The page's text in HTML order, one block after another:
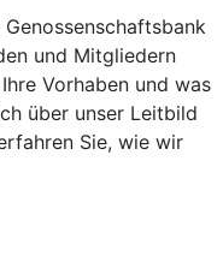
und Mitgliedern
Vorhaben und was
über unser Leitbild
Sie, wie wir